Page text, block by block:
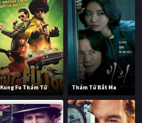
Kung Fu Thám Tử Thám Tử Bắt Ma